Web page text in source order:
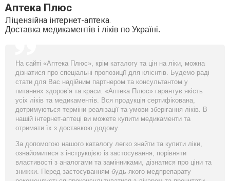
Аптека Плюс
Ліцензійна інтернет-аптека.
Доставка медикаментів і ліків по Україні.
На сайті «Аптека Плюс», крім каталогу та цін на ліки, можна
дізнатися про спеціальні пропозиції для клієнтів. Будемо раді
стати для Вас надійним партнером та консультантом у
питаннях здоров’я та краси. «Аптека Плюс» гарантує якість
усіх ліків та медикаментів. Вся продукція сертифікована,
дотримуються терміни реалізації та умови зберігання ліків. В
нашій інтернет-аптеці ви можете купити медикаменти та
отримати їх з доставкою додому.
За допомогою нашого каталогу легко знайти та купити ліки,
ознайомитися з інструкцією із застосування, порівняти
властивості з аналогами та замінниками, дізнатися про ціни та
знижки. Перед застосуванням будь-якого медпрепарату